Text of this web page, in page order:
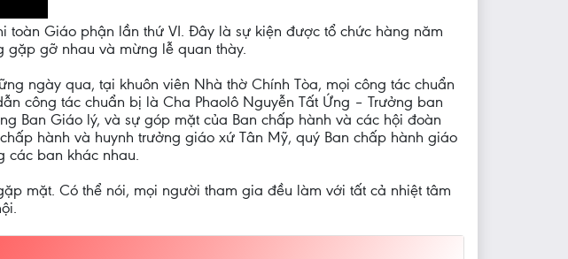
toàn Giáo phận lần thứ VI. Đây là sự kiện được tổ chức hàng năm
gặp gỡ nhau và mừng lễ quan thày.
ngày qua, tại khuôn viên Nhà thờ Chính Tòa, mọi công tác chuẩn
công tác chuẩn bị là Cha Phaolô Nguyễn Tất Ứng – Trưởng ban
Ban Giáo lý, và sự góp mặt của Ban chấp hành và các hội đoàn
hành và huynh trưởng giáo xứ Tân Mỹ, quý Ban chấp hành giáo
các ban khác nhau.
mặt. Có thể nói, mọi người tham gia đều làm với tất cả nhiệt tâm